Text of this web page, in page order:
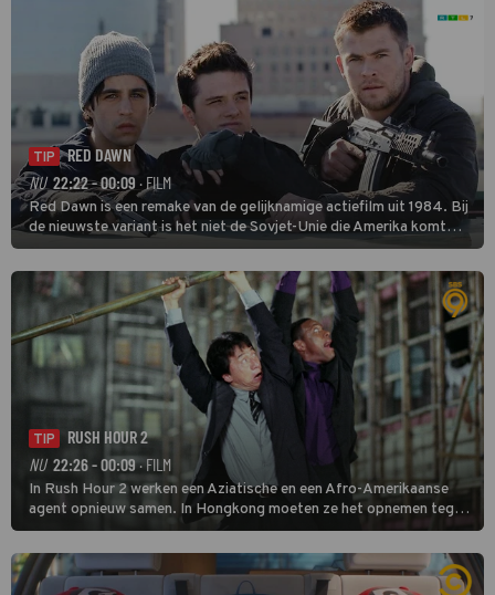
TIP
RED DAWN
NU 22:22 - 00:09· FILM
Red Dawn is een remake van de gelijknamige actiefilm uit 1984. Bij
de nieuwste variant is het niet de Sovjet-Unie die Amerika komt
binnenvallen, maar zijn Rusland en Noord-Korea de vijanden.
TIP
RUSH HOUR 2
NU 22:26 - 00:09· FILM
In Rush Hour 2 werken een Aziatische en een Afro-Amerikaanse
agent opnieuw samen. In Hongkong moeten ze het opnemen tegen
een bende die met vals geld handelt.